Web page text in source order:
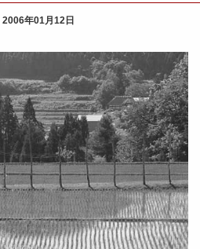
2006年01月12日